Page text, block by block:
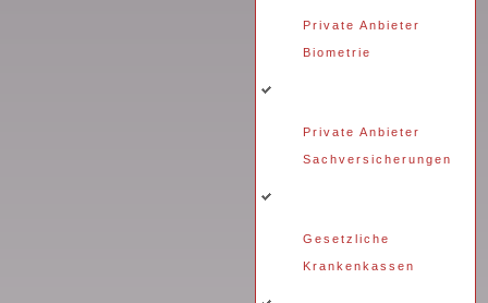
Private Anbieter
Biometrie
Private Anbieter
Sachversicherungen
Gesetzliche
Krankenkassen